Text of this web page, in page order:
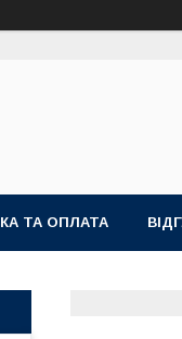
ТА ОПЛАТА